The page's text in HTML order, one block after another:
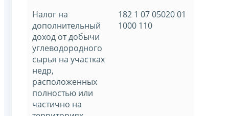
Налог на
дополнительный
доход от добычи
углеводородного
сырья на участках
недр,
расположенных
полностью или
частично на
182 1 07 05020 01
1000 110